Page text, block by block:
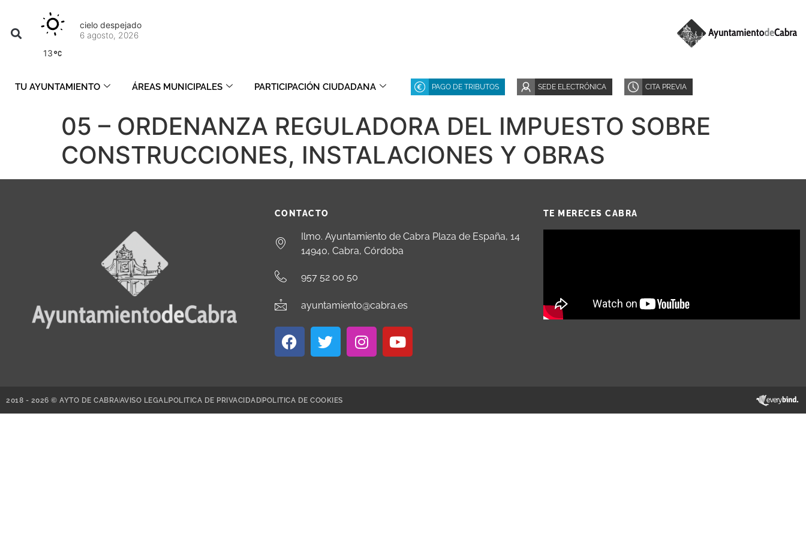
13
cielo despejado
6 agosto, 2026
TU AYUNTAMIENTO ÁREAS MUNICIPALES PARTICIPACIÓN CIUDADANA PAGO DE TRIBUTOS SEDE ELECTRÓNICA CITA PREVIA
05 – ORDENANZA REGULADORA DEL IMPUESTO SOBRE
CONSTRUCCIONES, INSTALACIONES Y OBRAS
CONTACTO
Ilmo. Ayuntamiento de Cabra Plaza de España, 14
14940, Cabra, Córdoba
957 52 00 50
ayuntamiento@cabra.es
TE MERECES CABRA
2018 - 2026 © AYTO DE CABRAAVISO LEGAL POLITICA DE PRIVACIDAD POLITICA DE COOKIES